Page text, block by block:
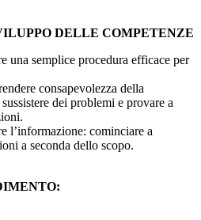
DELLE COMPETENZE
una semplice procedura efficace per
consapevolezza della
dei problemi e provare a
l’informazione: cominciare a
a seconda dello scopo.